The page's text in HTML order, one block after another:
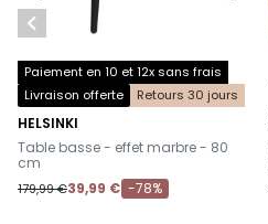
Paiement en 10 et 12x sans frais
Livraison offerte
Retours 30 jours
HELSINKI
-
Table basse - effet marbre - 80
cm
179,99 €39,99 € -78%
